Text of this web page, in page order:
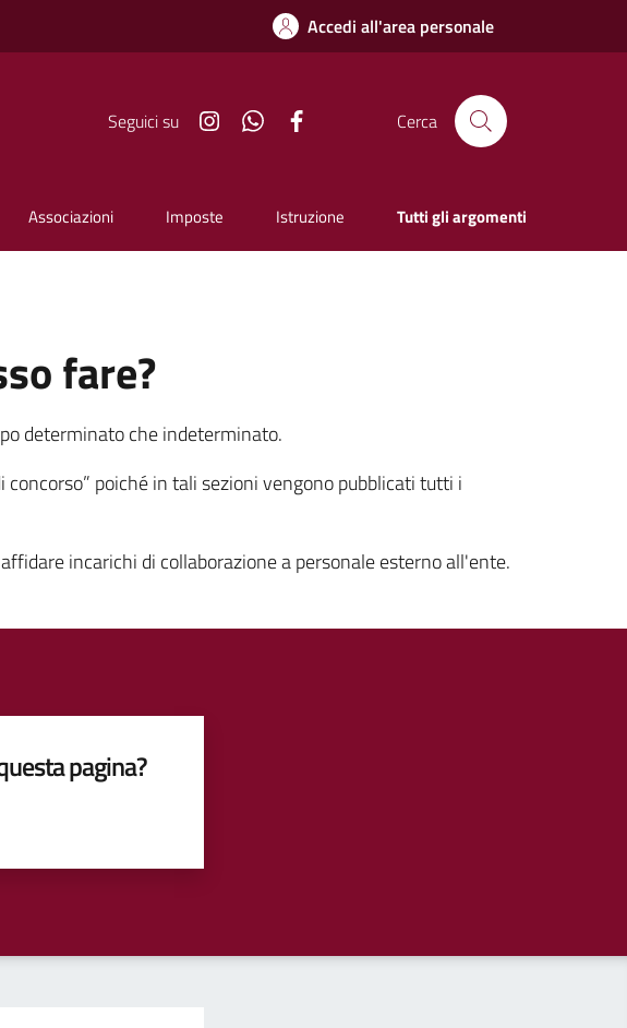
Accedi all'area personale
Seguici su InstagramWhatsapp Cerca
Associazioni Imposte Istruzione Tutti gli argomenti
fare?
determinato che indeterminato.
poiché in tali sezioni vengono pubblicati tutti i
incarichi di collaborazione a personale esterno all'ente.
pagina?